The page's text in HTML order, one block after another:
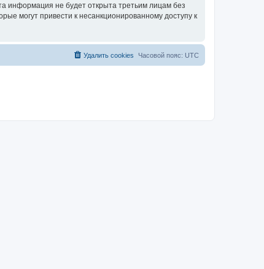
информация не будет открыта третьим лицам без
могут привести к несанкционированному доступу к
Часовой пояс: UTC
Удалить cookies